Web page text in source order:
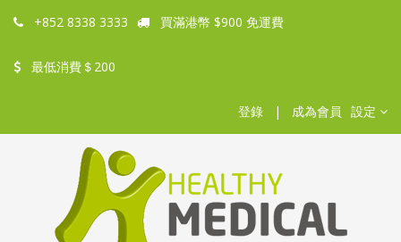
+852 8338 3333 買滿港幣 $900 免運費
最低消費＄200
登錄 | 成為會員 設定